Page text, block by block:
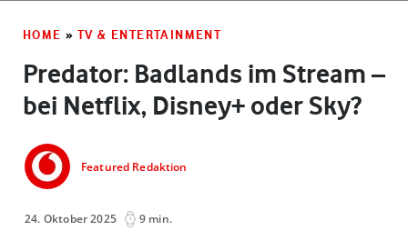
HOME » TV & ENTERTAINMENT
Predator: Badlands im Stream –
bei Netflix, Disney+ oder Sky?
Featured Redaktion
24. Oktober 2025 9 min.